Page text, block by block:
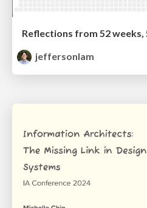
Reflections from 52 weeks,
jeffersonlam